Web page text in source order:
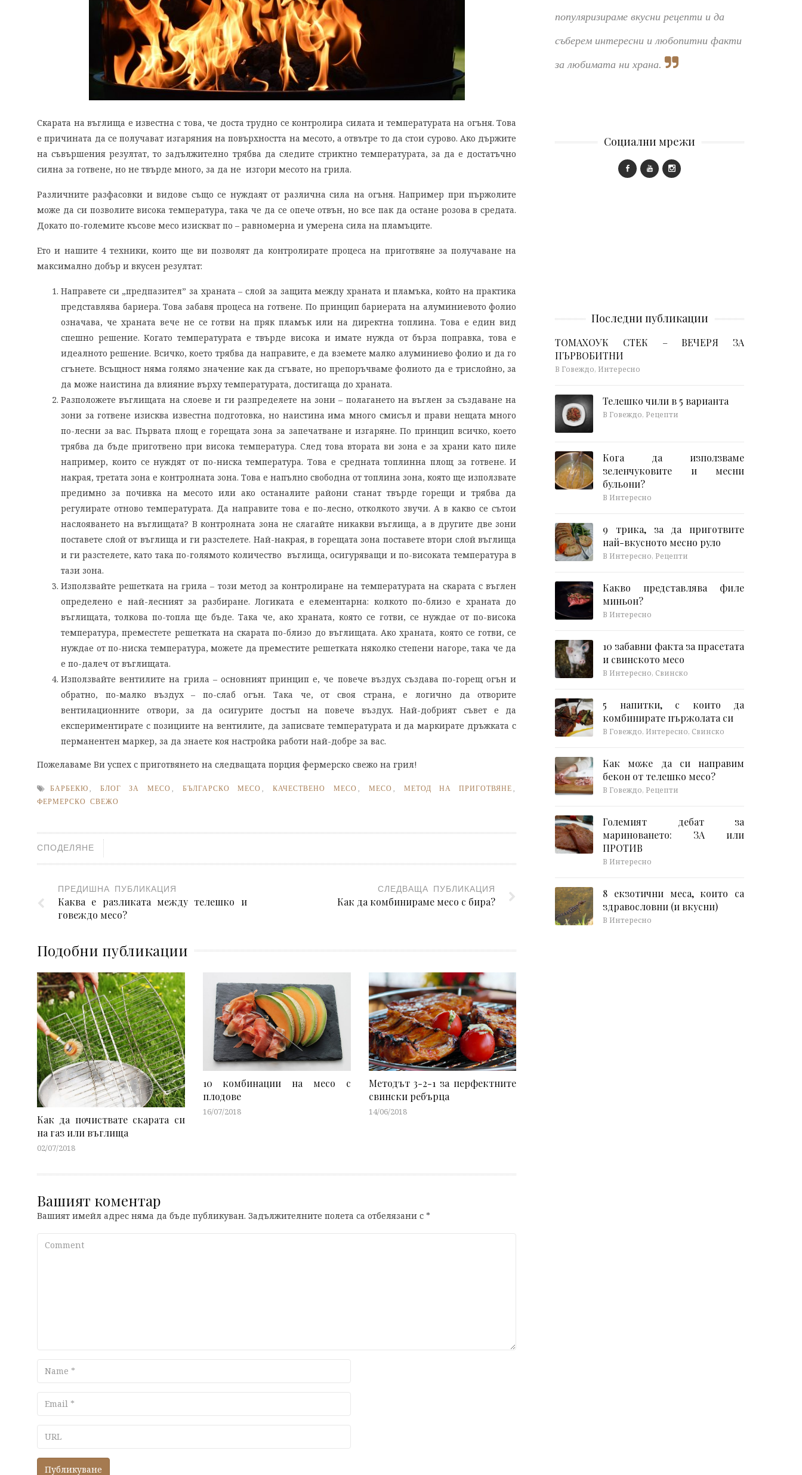
Скарата на въглища е известна с това, че доста трудно се контролира силата и температурата на огъня. Това
е причината да се получават изгаряния на повърхността на месото, а отвътре то да стои сурово. Ако държите
на съвършения резултат, то задължително трябва да следите стриктно температурата, за да е достатъчно
силна за готвене, но не твърде много, за да не изгори месото на грила.
Различните разфасовки и видове също се нуждаят от различна сила на огъня. Например при пържолите
може да си позволите висока температура, така че да се опече отвън, но все пак да остане розова в средата.
Докато по-големите късове месо изискват по – равномерна и умерена сила на пламъците.
Ето и нашите 4 техники, които ще ви позволят да контролирате процеса на приготвяне за получаване на
максимално добър и вкусен резултат:
Направете си „предпазител” за храната – слой за защита между храната и пламъка, който на практика
представлява бариера. Това забавя процеса на готвене. По принцип бариерата на алуминиевото фолио
означава, че храната вече не се готви на пряк пламък или на директна топлина. Това е един вид
спешно решение. Когато температурата е твърде висока и имате нужда от бърза поправка, това е
идеалното решение. Всичко, което трябва да направите, е да вземете малко алуминиево фолио и да го
сгънете. Всъщност няма голямо значение как да сгъвате, но препоръчваме фолиото да е трислойно, за
да може наистина да влияние върху температурата, достигаща до храната.
Разположете въглищата на слоеве и ги разпределете на зони – полагането на въглен за създаване на
зони за готвене изисква известна подготовка, но наистина има много смисъл и прави нещата много
по-лесни за вас. Първата площ е горещата зона за запечатване и изгаряне. По принцип всичко, което
трябва да бъде приготвено при висока температура. След това втората ви зона е за храни като пиле
например, които се нуждят от по-ниска температура. Това е средната топлинна площ за готвене. И
накрая, третата зона е контролната зона. Това е напълно свободна от топлина зона, която ще използвате
предимно за почивка на месото или ако останалите райони станат твърде горещи и трябва да
регулирате отново температурата. Да направите това е по-лесно, отколкото звучи. А в какво се сътои
наслояването на въглищата? В контролната зона не слагайте никакви въглища, а в другите две зони
поставете слой от въглища и ги разстелете. Най-накрая, в горещата зона поставете втори слой въглища
и ги разстелете, като така по-голямото количество въглища, осигуряващи и по-високата температура в
тази зона.
Използвайте решетката на грила – този метод за контролиране на температурата на скарата с въглен
определено е най-лесният за разбиране. Логиката е елементарна: колкото по-близо е храната до
въглищата, толкова по-топла ще бъде. Така че, ако храната, която се готви, се нуждае от по-висока
температура, преместете решетката на скарата по-близо до въглищата. Ако храната, която се готви, се
нуждае от по-ниска температура, можете да преместите решетката няколко степени нагоре, така че да
е по-далеч от въглищата.
Използвайте вентилите на грила – основният принцип е, че повече въздух създава по-горещ огън и
обратно, по-малко въздух – по-слаб огън. Така че, от своя страна, е логично да отворите
вентилационните отвори, за да осигурите достъп на повече въздух. Най-добрият съвет е да
експериментирате с позициите на вентилите, да записвате температурата и да маркирате дръжката с
перманентен маркер, за да знаете коя настройка работи най-добре за вас.
Пожелаваме Ви успех с приготвянето на следващата порция фермерско свежо на грил!
БАРБЕКЮ ,БЛОГ ЗА МЕСО БЪЛГАРСКО МЕСО ,КАЧЕСТВЕНО МЕСО МЕСО МЕТОД НА ПРИГОТВЯНЕ
ФЕРМЕРСКО СВЕЖО
СПОДЕЛЯНЕ
ПРЕДИШНА ПУБЛИКАЦИЯ
Каква е разликата между телешко и
говеждо месо?
СЛЕДВАЩА ПУБЛИКАЦИЯ
Как да комбинираме месо с бира?
Подобни публикации
Как да почиствате скарата си
на газ или въглища
02/07/2018
10 комбинации на месо с
плодове
16/07/2018
Методът 3-2-1 за перфектните
свински ребърца
14/06/2018
Вашият коментар
Вашият имейл адрес няма да бъде публикуван. Задължителните полета са отбелязани с*
Comment
Name
Email
URL
популяризираме вкусни рецепти и да
съберем интересни и любопитни факти
за любимата ни храна.
Социални мрежи
Последни публикации
ТОМАХОУК СТЕК – ВЕЧЕРЯ ЗА
ПЪРВОБИТНИ
В Говеждо, Интересно
Телешко чили в 5 варианта
В Говеждо, Рецепти
Кога да използваме
зеленчуковите и месни
бульони?
В Интересно
9 трика, за да приготвите
най-вкусното месно руло
В Интересно, Рецепти
Какво представлява филе
миньон?
В Интересно
10 забавни факта за прасетата
и свинското месо
В Интересно, Свинско
5 напитки, с които да
комбинирате пържолата си
В Говеждо, Интересно, Свинско
Как може да си направим
бекон от телешко месо?
В Говеждо, Рецепти
Големият дебат за
мариноването: ЗА или
ПРОТИВ
В Интересно
8 екзотични меса, които са
здравословни (и вкусни)
В Интересно